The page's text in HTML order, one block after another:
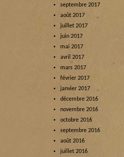
septembre 2017
août 2017
juillet 2017
juin 2017
mai 2017
avril 2017
mars 2017
février 2017
janvier 2017
décembre 2016
novembre 2016
octobre 2016
septembre 2016
août 2016
juillet 2016